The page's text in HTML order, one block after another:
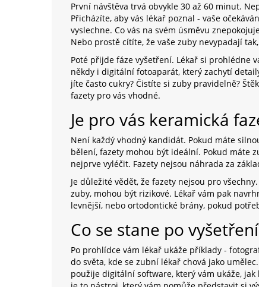
První návštěva trvá obvykle 30 až 60 minut.
Přicházíte, aby vás lékař poznal - vaše
vyslechne. Co vás na svém úsměvu
Nebo prostě cítíte, že vaše zuby nevypadají
Poté přijde fáze vyšetření. Lékař si prohlédne
někdy i digitální fotoaparát, který zachytí
jíte často cukry? Čistíte si zuby pravidelně?
fazety pro vás vhodné.
Je pro vás keramická
Není každý vhodný kandidát. Pokud máte
bělení, fazety mohou být ideální. Pokud máte
nejprve vyléčit. Fazety nejsou náhrada za
Je důležité vědět, že fazety nejsou pro
zuby, mohou být rizikové. Lékař vám pak
levnější, nebo ortodontické brány, pokud
Co se stane po
Po prohlídce vám lékař ukáže příklady -
do světa, kde se zubní lékař chová jako
použije digitální software, který vám ukáže,